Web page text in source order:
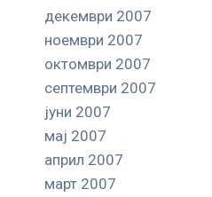
декември 2007
ноември 2007
октомври 2007
септември 2007
јуни 2007
мај 2007
април 2007
март 2007